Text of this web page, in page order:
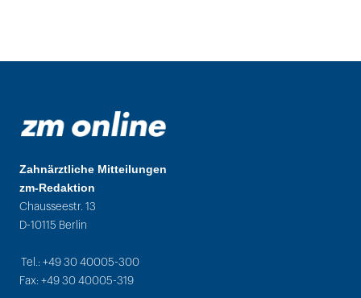
Zahnärztliche Mitteilungen
zm-Redaktion
Chausseestr. 13
D-10115 Berlin
Tel.: +49 30 40005-300
Fax: +49 30 40005-319